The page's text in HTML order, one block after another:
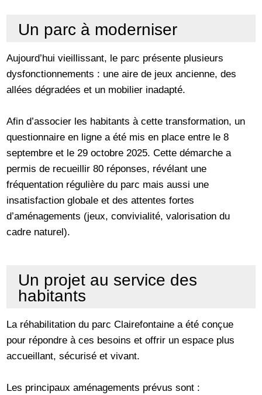
Un parc à moderniser
Aujourd’hui vieillissant, le parc présente plusieurs
dysfonctionnements : une aire de jeux ancienne, des
allées dégradées et un mobilier inadapté.
Afin d’associer les habitants à cette transformation, un
questionnaire en ligne a été mis en place entre le 8
septembre et le 29 octobre 2025. Cette démarche a
permis de recueillir 80 réponses, révélant une
fréquentation régulière du parc mais aussi une
insatisfaction globale et des attentes fortes
d’aménagements (jeux, convivialité, valorisation du
cadre naturel).
Un projet au service des
habitants
La réhabilitation du parc Clairefontaine a été conçue
pour répondre à ces besoins et offrir un espace plus
accueillant, sécurisé et vivant.
Les principaux aménagements prévus sont :